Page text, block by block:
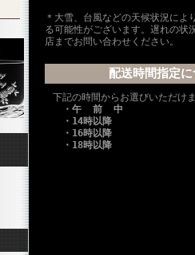
＊大雪、台風などの天候状況によ
る可能性がございます。遅れの状
店までお問い合わせください。
配送時間指定
下記の時間からお選びいただけ
・午 前 中
・14時以降
・16時以降
・18時以降